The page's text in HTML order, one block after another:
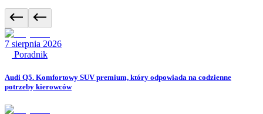
7 sierpnia 2026
Poradnik
Audi Q5. Komfortowy SUV premium, który odpowiada na codzienne
potrzeby kierowców